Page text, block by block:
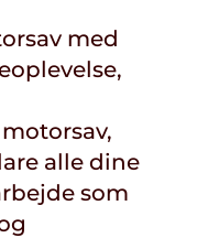
med
alle dine
som